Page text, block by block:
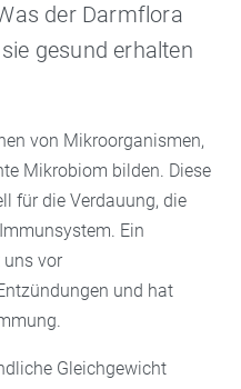
der Darmflora
gesund erhalten
von Mikroorganismen,
Mikrobiom bilden. Diese
für die Verdauung, die
Ein
vor
und hat
Gleichgewicht